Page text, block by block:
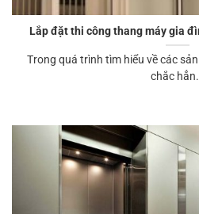
Lắp đặt thi công thang máy gia
Trong quá trình tìm hiểu về các
chắc